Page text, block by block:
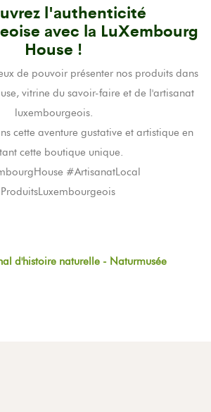
l'authenticité
avec la LuXembourg
House !
de pouvoir présenter nos produits dans
vitrine du savoir-faire et de l'artisanat
luxembourgeois.
cette aventure gustative et artistique en
cette boutique unique.
#ArtisanatLocal
d'histoire naturelle - Naturmusée